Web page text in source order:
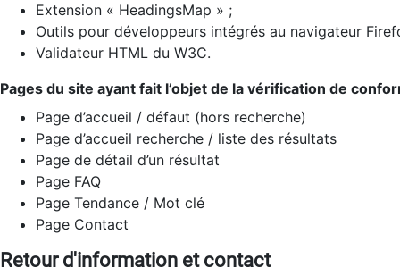
Extension « HeadingsMap » ;
Outils pour développeurs intégrés au navigateur
Validateur HTML du W3C.
Pages du site ayant fait l’objet de la vérification de
Page d’accueil / défaut (hors recherche)
Page d’accueil recherche / liste des résultats
Page de détail d’un résultat
Page FAQ
Page Tendance / Mot clé
Page Contact
Retour d'information et contact